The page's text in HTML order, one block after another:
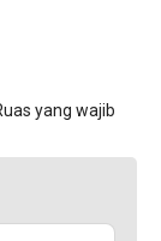
yang wajib